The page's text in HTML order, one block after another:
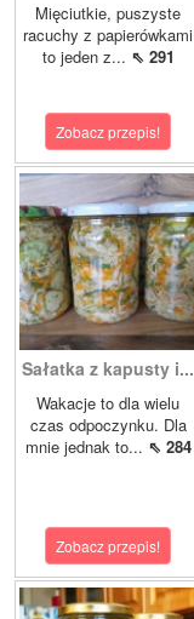
Mięciutkie, puszyste
racuchy z papierówkami
to jeden z... ⇖ 291
Zobacz przepis!
Sałatka z kapusty i...
Wakacje to dla wielu
czas odpoczynku. Dla
mnie jednak to... ⇖ 284
Zobacz przepis!